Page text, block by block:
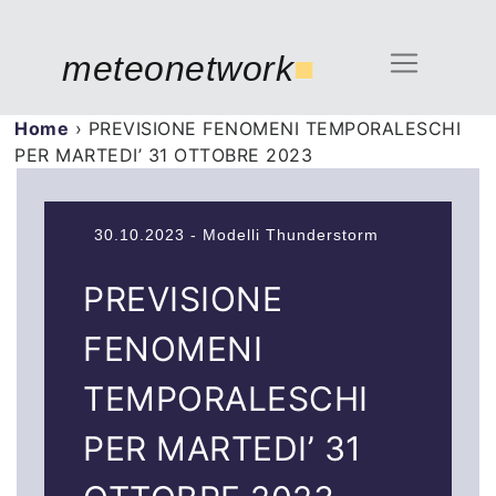
meteonetwork■
Home › PREVISIONE FENOMENI TEMPORALESCHI
PER MARTEDI’ 31 OTTOBRE 2023
30.10.2023 - Modelli Thunderstorm
PREVISIONE
FENOMENI
TEMPORALESCHI
PER MARTEDI’ 31